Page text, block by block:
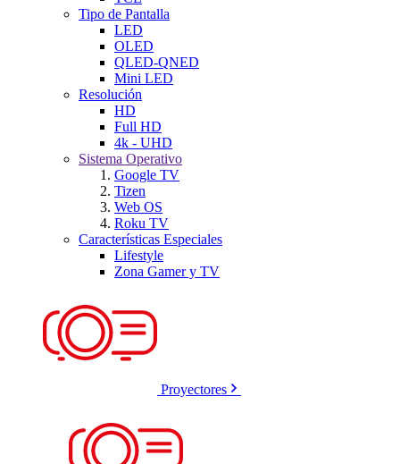
Tipo de Pantalla
LED
OLED
QLED-QNED
Mini LED
Resolución
HD
Full HD
4k - UHD
Sistema Operativo
Google TV
Tizen
Web OS
Roku TV
Características Especiales
Lifestyle
Zona Gamer y TV
Proyectores